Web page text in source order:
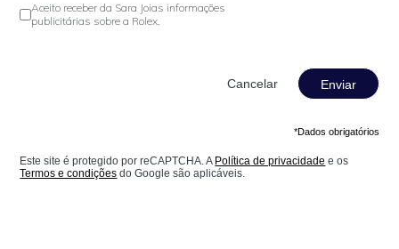
Aceito receber da Sara Joias informações
publicitárias sobre a Rolex.
Enviar
*Dados obrigatórios
Este site é protegido por reCAPTCHA. A Política de privacidade e os
Termos e condições do Google são aplicáveis.